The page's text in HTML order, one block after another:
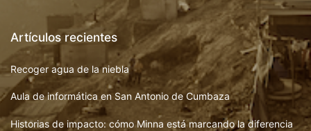
Artículos recientes
Recoger agua de la niebla
Aula de informática en San Antonio de Cumbaza
Historias de impacto: cómo Minna está marcando la diferencia